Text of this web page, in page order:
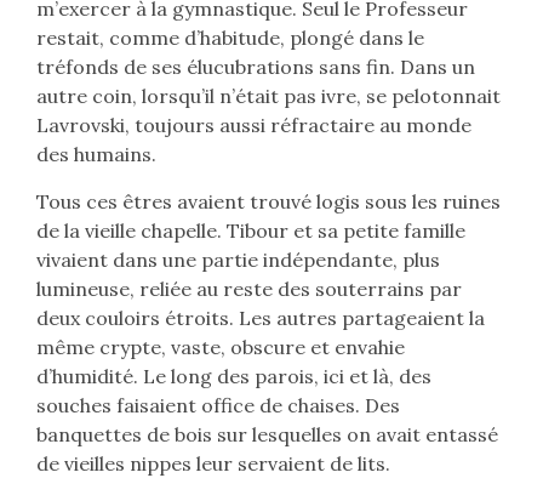
m’exercer à la gymnastique. Seul le Professeur
restait, comme d’habitude, plongé dans le
tréfonds de ses élucubrations sans fin. Dans un
autre coin, lorsqu’il n’était pas ivre, se pelotonnait
Lavrovski, toujours aussi réfractaire au monde
des humains.
Tous ces êtres avaient trouvé logis sous les ruines
de la vieille chapelle. Tibour et sa petite famille
vivaient dans une partie indépendante, plus
lumineuse, reliée au reste des souterrains par
deux couloirs étroits. Les autres partageaient la
même crypte, vaste, obscure et envahie
d’humidité. Le long des parois, ici et là, des
souches faisaient office de chaises. Des
banquettes de bois sur lesquelles on avait entassé
de vieilles nippes leur servaient de lits.